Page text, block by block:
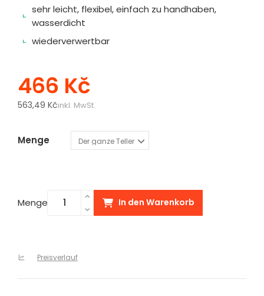
sehr leicht, flexibel, einfach zu handhaben,
wasserdicht
wiederverwertbar
Menge
466 Kč
563,49 Kčinkl. MwSt.
Menge In den Warenkorb
Preisverlauf